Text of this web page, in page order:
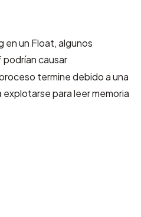
en un Float, algunos
podrían causar
termine debido a una
para leer memoria